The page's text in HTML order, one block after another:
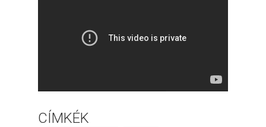
CÍMKÉK